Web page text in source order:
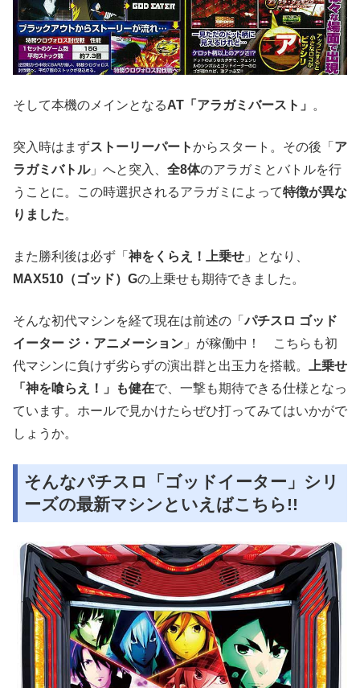
そして本機のメインとなるAT「アラガミバースト」 。
突入時はまずストーリーパートからスタート。その後「 ア
ラガミバトル」へと突入、 全8体のアラガミとバトルを行
うことに。この時選択されるアラガミによって特徴が異な
りました。
また勝利後は必ず「 神をくらえ！上乗せ 」となり、
MAX510（ゴッド）Gの上乗せも期待できました。
そんな初代マシンを経て現在は前述の「パチスロ ゴッド
イーター ジ・アニメーション 」が稼働中！ こちらも初
代マシンに負けず劣らずの演出群と出玉力を搭載。
上乗せ
「神を喰らえ！」も健在で、一撃も期待できる仕様となっ
ています。ホールで見かけたらぜひ打ってみてはいかがで
しょうか。
そんなパチスロ「ゴッドイーター」シリ
ーズの最新マシンといえばこちら!!